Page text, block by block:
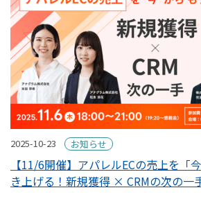
2025-10-23 お知らせ
【11/6開催】アパレルECの売上を「
き上げる！新規獲得 × CRMの次の一